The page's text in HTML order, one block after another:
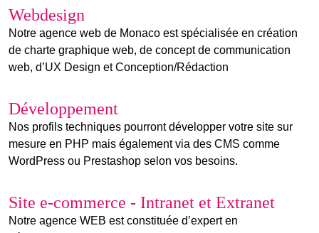
Webdesign
Notre agence web de Monaco est spécialisée en création
de charte graphique web, de concept de communication
web, d’UX Design et Conception/Rédaction
Développement
Nos profils techniques pourront développer votre site sur
mesure en PHP mais également via des CMS comme
WordPress ou Prestashop selon vos besoins.
Site e-commerce - Intranet et Extranet
Notre agence WEB est constituée d’expert en